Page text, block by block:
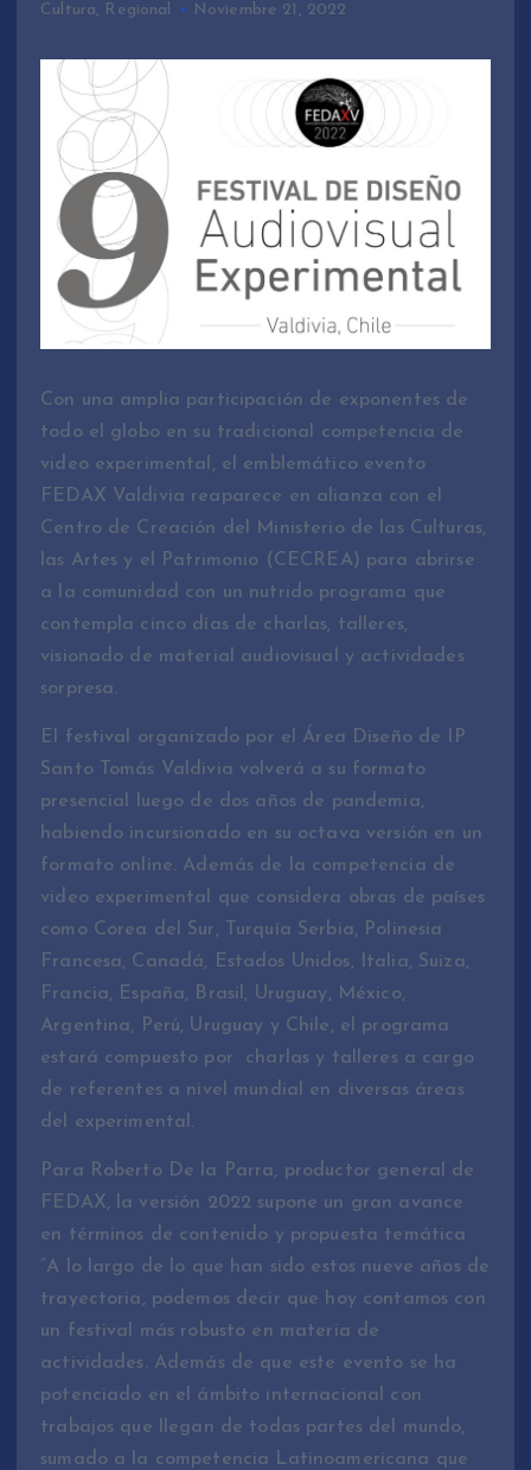
Cultura, Regional Noviembre 21, 2022
Con una amplia participación de exponentes de
todo el globo en su tradicional competencia de
video experimental, el emblemático evento
FEDAX Valdivia reaparece en alianza con el
Centro de Creación del Ministerio de las Culturas,
las Artes y el Patrimonio (CECREA) para abrirse
a la comunidad con un nutrido programa que
contempla cinco días de charlas, talleres,
visionado de material audiovisual y actividades
sorpresa.
El festival organizado por el Área Diseño de IP
Santo Tomás Valdivia volverá a su formato
presencial luego de dos años de pandemia,
habiendo incursionado en su octava versión en un
formato online. Además de la competencia de
video experimental que considera obras de países
como Corea del Sur, Turquía Serbia, Polinesia
Francesa, Canadá, Estados Unidos, Italia, Suiza,
Francia, España, Brasil, Uruguay, México,
Argentina, Perú, Uruguay y Chile, el programa
estará compuesto por charlas y talleres a cargo
de referentes a nivel mundial en diversas áreas
del experimental.
Para Roberto De la Parra, productor general de
FEDAX, la versión 2022 supone un gran avance
en términos de contenido y propuesta temática
“A lo largo de lo que han sido estos nueve años de
trayectoria, podemos decir que hoy contamos con
un festival más robusto en materia de
actividades. Además de que este evento se ha
potenciado en el ámbito internacional con
trabajos que llegan de todas partes del mundo,
sumado a la competencia Latinoamericana que